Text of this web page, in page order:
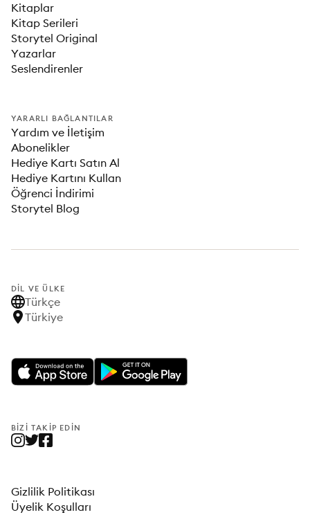
Kitaplar
Kitap Serileri
Storytel Original
Yazarlar
Seslendirenler
YARARLI BAĞLANTILAR
Yardım ve İletişim
Abonelikler
Hediye Kartı Satın Al
Hediye Kartını Kullan
Öğrenci İndirimi
Storytel Blog
DIL VE ÜLKE
Türkçe
Türkiye
BIZI TAKIP EDIN
Gizlilik Politikası
Üyelik Koşulları